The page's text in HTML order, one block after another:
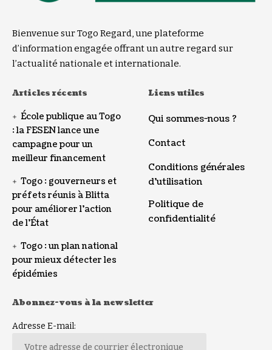
Bienvenue sur Togo Regard, une plateforme
d’information engagée offrant un autre regard sur
l’actualité nationale et internationale.
Articles récents
École publique au Togo
: la FESEN lance une
campagne pour un
meilleur financement
Togo : gouverneurs et
préfets réunis à Blitta
pour améliorer l’action
de l’État
Togo : un plan national
pour mieux détecter les
épidémies
Liens utiles
Qui sommes-nous ?
Contact
Conditions générales
d’utilisation
Politique de
confidentialité
Abonnez-vous à la newsletter
Adresse E-mail: